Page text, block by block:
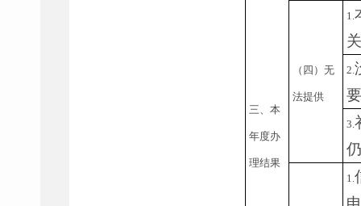
三、本
年度办
理结果
（四）无
法提供
1.
2.
3.
1.